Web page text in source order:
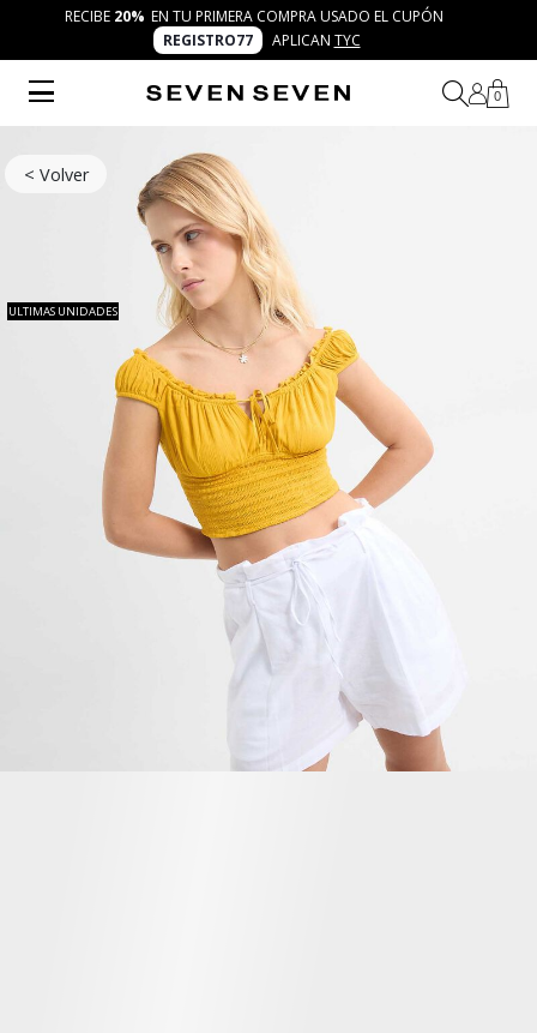
RECIBE 20% EN TU PRIMERA COMPRA USADO EL CUPÓN
REGISTRO77
APLICAN TYC
0
< Volver
ULTIMAS UNIDADES